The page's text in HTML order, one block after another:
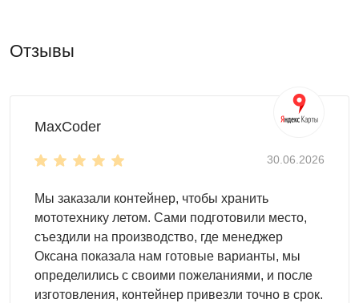
Отзывы
MaxCoder
30.06.2026
Мы заказали контейнер, чтобы хранить
мототехнику летом. Сами подготовили место,
съездили на производство, где менеджер
Оксана показала нам готовые варианты, мы
определились с своими пожеланиями, и после
изготовления, контейнер привезли точно в срок.